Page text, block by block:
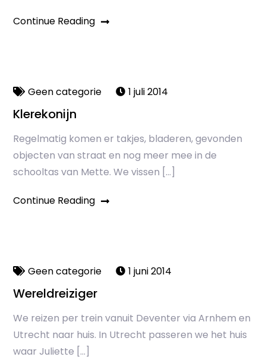
Continue Reading
Geen categorie 1 juli 2014
Klerekonijn
Regelmatig komen er takjes, bladeren, gevonden
objecten van straat en nog meer mee in de
schooltas van Mette. We vissen […]
Continue Reading
Geen categorie 1 juni 2014
Wereldreiziger
We reizen per trein vanuit Deventer via Arnhem en
Utrecht naar huis. In Utrecht passeren we het huis
waar Juliette […]